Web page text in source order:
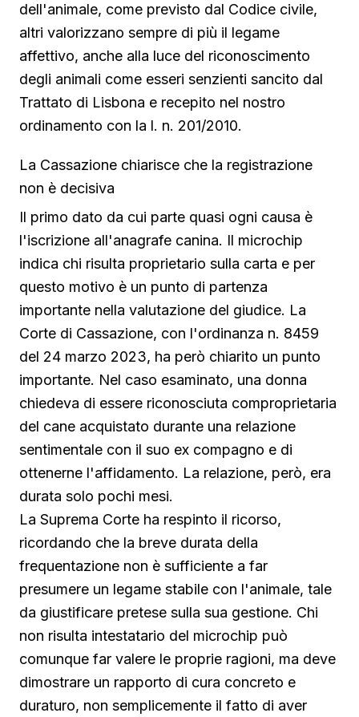
dell'animale, come previsto dal Codice civile,
altri valorizzano sempre di più il legame
affettivo, anche alla luce del riconoscimento
degli animali come esseri senzienti sancito dal
Trattato di Lisbona e recepito nel nostro
ordinamento con la l. n. 201/2010.
La Cassazione chiarisce che la registrazione
non è decisiva
Il primo dato da cui parte quasi ogni causa è
l'iscrizione all'anagrafe canina. Il microchip
indica chi risulta proprietario sulla carta e per
questo motivo è un punto di partenza
importante nella valutazione del giudice. La
Corte di Cassazione, con l'ordinanza n. 8459
del 24 marzo 2023, ha però chiarito un punto
importante. Nel caso esaminato, una donna
chiedeva di essere riconosciuta comproprietaria
del cane acquistato durante una relazione
sentimentale con il suo ex compagno e di
ottenerne l'affidamento. La relazione, però, era
durata solo pochi mesi.
La Suprema Corte ha respinto il ricorso,
ricordando che la breve durata della
frequentazione non è sufficiente a far
presumere un legame stabile con l'animale, tale
da giustificare pretese sulla sua gestione. Chi
non risulta intestatario del microchip può
comunque far valere le proprie ragioni, ma deve
dimostrare un rapporto di cura concreto e
duraturo, non semplicemente il fatto di aver